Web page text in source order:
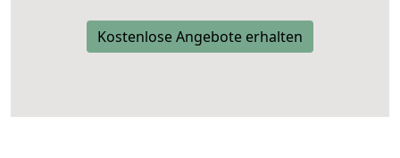
Kostenlose Angebote erhalten